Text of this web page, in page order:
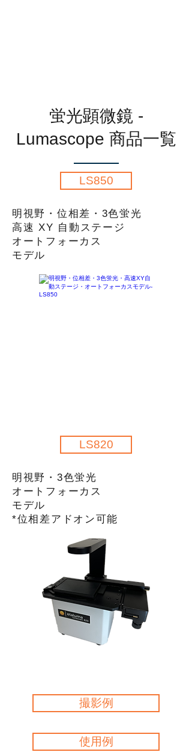
蛍光顕微鏡-
Lumascope 商品一覧
LS850
明視野・位相差・3色蛍光
高速 XY 自動ステージ
オートフォーカス
​モデル
LS820
明視野・ 3色蛍光
オートフォーカス
モデル
​*位相差アドオン可能
撮影例
使用例